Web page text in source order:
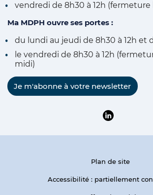
vendredi de 8h30 à 12h (fermeture
Ma MDPH ouvre ses portes :
du lundi au jeudi de 8h30 à 12h et
le vendredi de 8h30 à 12h
midi)
Je m'abonne à votre newsletter
Suivre la
Plan de site
Accessibilité : partiellement